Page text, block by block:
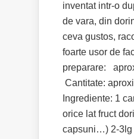
inventat intr-o
de vara, din
ceva gustos,
foarte usor de
preparare:
Cantitate:
Ingrediente: 1
orice lat fruct
capsuni…) 2-3lg